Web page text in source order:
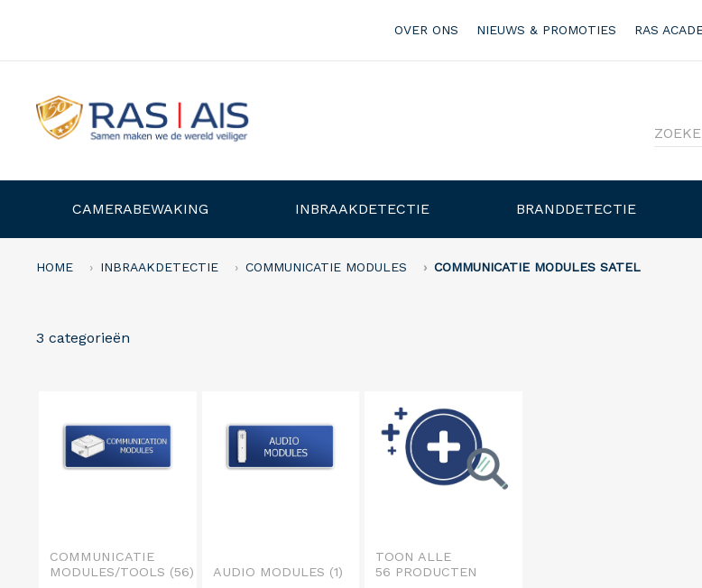
OVER ONS NIEUWS & PROMOTIES RAS
CAMERABEWAKING INBRAAKDETECTIE BRANDDETECTIE
HOME INBRAAKDETECTIE COMMUNICATIE MODULES COMMUNICATIE MODULES SATEL
3 categorieën
COMMUNICATIE
MODULES/TOOLS (56) AUDIO MODULES (1)
TOON ALLE
56 PRODUCTEN